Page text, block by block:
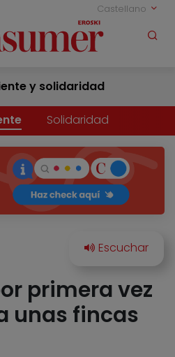
Castellano
y solidaridad
Solidaridad
primera vez
unas fincas